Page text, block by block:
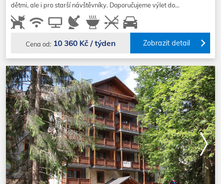
dětmi, ale i pro starší návštěvníky. Doporučujeme výlet do…
Cena od: 10 360 Kč / týden Zobrazit detail